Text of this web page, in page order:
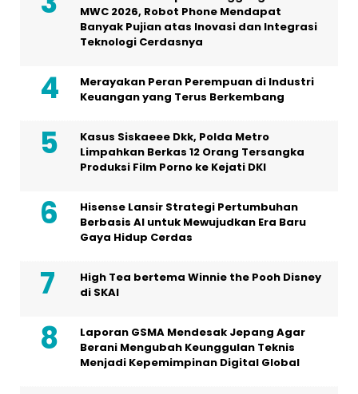
MWC 2026, Robot Phone Mendapat
Banyak Pujian atas Inovasi dan Integrasi
Teknologi Cerdasnya
Merayakan Peran Perempuan di Industri
Keuangan yang Terus Berkembang
Kasus Siskaeee Dkk, Polda Metro
Limpahkan Berkas 12 Orang Tersangka
Produksi Film Porno ke Kejati DKI
Hisense Lansir Strategi Pertumbuhan
Berbasis AI untuk Mewujudkan Era Baru
Gaya Hidup Cerdas
High Tea bertema Winnie the Pooh Disney
di SKAI
Laporan GSMA Mendesak Jepang Agar
Berani Mengubah Keunggulan Teknis
Menjadi Kepemimpinan Digital Global